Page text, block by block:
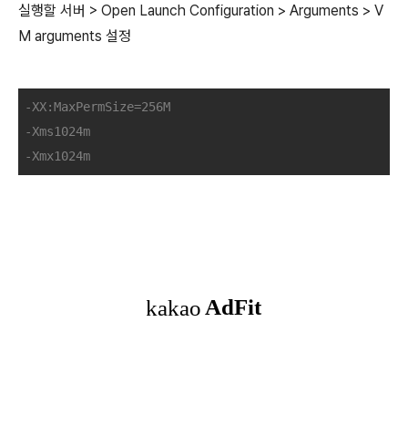
실행할 서버 > Open Launch Configuration > Arguments > V
M arguments 설정
-XX:MaxPermSize=256M
-Xms1024m
-Xmx1024m